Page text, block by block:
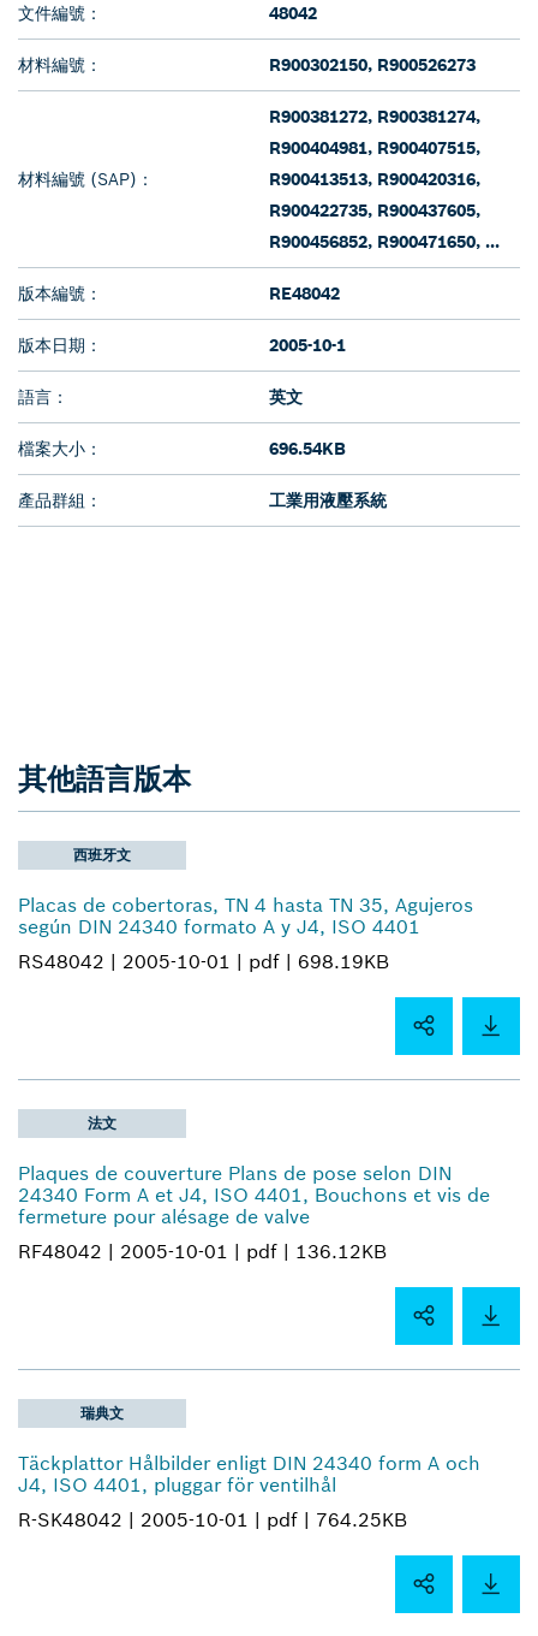
文件編號： 48042
材料編號： R900302150, R900526273
材料編號 (SAP)：
R900381272, R900381274,
R900404981, R900407515,
R900413513, R900420316,
R900422735, R900437605,
R900456852, R900471650, ...
版本編號： RE48042
版本日期： 2005-10-1
語言： 英文
檔案大小： 696.54KB
產品群組： 工業用液壓系統
其他語言版本
西班牙文
Placas de cobertoras, TN 4 hasta TN 35, Agujeros
según DIN 24340 formato A y J4, ISO 4401
RS48042 | 2005-10-01 | pdf | 698.19KB
法文
Plaques de couverture Plans de pose selon DIN
24340 Form A et J4, ISO 4401, Bouchons et vis de
fermeture pour alésage de valve
RF48042 | 2005-10-01 | pdf | 136.12KB
瑞典文
Täckplattor Hålbilder enligt DIN 24340 form A och
J4, ISO 4401, pluggar för ventilhål
R-SK48042 | 2005-10-01 | pdf | 764.25KB